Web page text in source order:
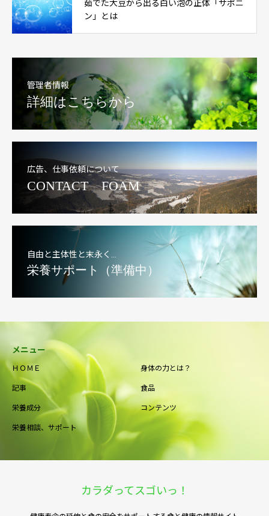
茹でた大豆から出る白い泡の正体「サポニ
ン」とは
管理者情報
詳細はこちらから
広告、仕事依頼について
CONTACT FOAM
自由と主体性と末永く…
栄養サポート（準備中）
メニュー
ＨＯＭＥ 身体の力とは？
記事 食品
栄養成分 コンテンツ
栄養相談、サポート
カラダってスゴいっ！